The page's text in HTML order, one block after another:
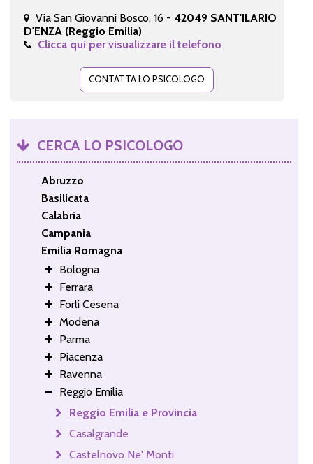
Via San Giovanni Bosco, 16 - 42049 SANT'ILARIO
D'ENZA (Reggio Emilia)
Clicca qui per visualizzare il telefono
CONTATTA LO PSICOLOGO
CERCA LO PSICOLOGO
Abruzzo
Basilicata
Calabria
Campania
Emilia Romagna
Bologna
Ferrara
Forli Cesena
Modena
Parma
Piacenza
Ravenna
Reggio Emilia
Reggio Emilia e Provincia
Casalgrande
Castelnovo Ne' Monti